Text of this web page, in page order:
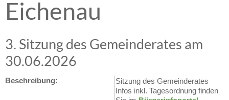
Eichenau
3. Sitzung des Gemeinderates am
30.06.2026
Beschreibung:
Sitzung des Gemeinderates
Infos inkl. Tagesordnung finden